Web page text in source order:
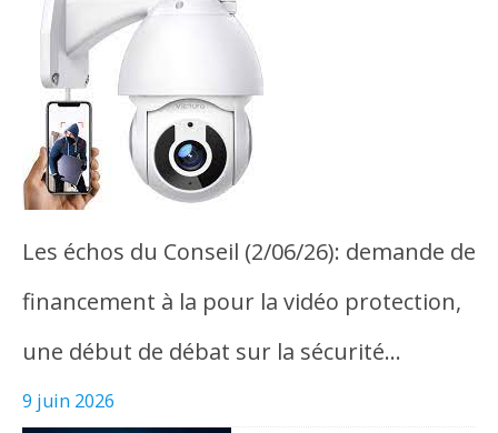
Les échos du Conseil (2/06/26): demande de
financement à la pour la vidéo protection,
une début de débat sur la sécurité…
9 juin 2026